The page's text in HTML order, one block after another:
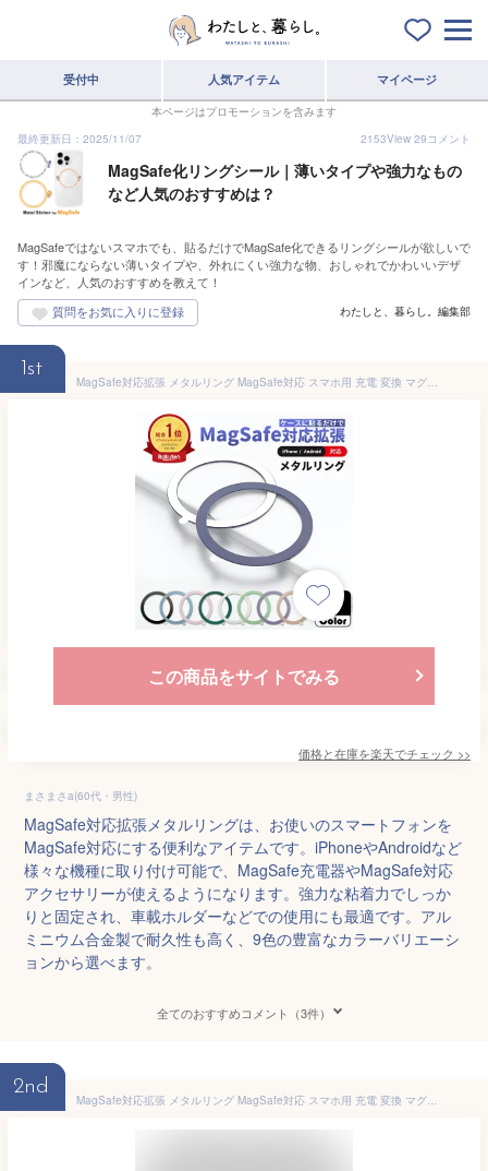
受付中 人気アイテム マイページ
本ページはプロモーションを含みます
最終更新日：2025/11/07
2153View 29コメント
MagSafe化リングシール｜薄いタイプや強力なもの
など人気のおすすめは？
MagSafeではないスマホでも、貼るだけでMagSafe化できるリングシールが欲しいで
す！邪魔にならない薄いタイプや、外れにくい強力な物、おしゃれでかわいいデザ
インなど、人気のおすすめを教えて！
わたしと、暮らし。編集部
1st
MagSafe対応拡張 メタルリング MagSafe対応 スマホ用 充電 変換 マグセーフ シール メタル リング 金属 9色 車載 スマートフォン アイフォン galaxy アルミニウム合金 リングシール Android iPhone 14 iPhone13 iPhone12 MagSafe対応金属製リングステッカー magsafe リング
この商品をサイトでみる
価格と在庫を楽天でチェック >>
まさまさa(60代・男性)
MagSafe対応拡張メタルリングは、お使いのスマートフォンを
MagSafe対応にする便利なアイテムです。iPhoneやAndroidなど
様々な機種に取り付け可能で、MagSafe充電器やMagSafe対応
アクセサリーが使えるようになります。強力な粘着力でしっか
りと固定され、車載ホルダーなどでの使用にも最適です。アル
ミニウム合金製で耐久性も高く、9色の豊富なカラーバリエーシ
ョンから選べます。
全てのおすすめコメント（3件）
2nd
MagSafe対応拡張 メタルリング MagSafe対応 スマホ用 充電 変換 マグセーフ シール メタル リング 金属 9色 車載 スマートフォン アイフォン galaxy アルミニウム合金 リングシール Android iPhone 15 14 iPhone13 12 MagSafe対応金属製リングステッカー 強化メタルリング